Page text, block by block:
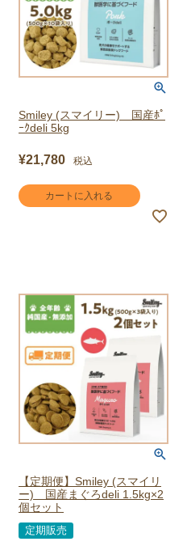
Smiley (スマイリー) 国産ﾎﾟ
ｰｸdeli 5kg
¥21,780 税込
カートに入れる
【定期便】Smiley (スマイリ
ー) 国産まぐろdeli 1.5kg×2
個セット
定期販売